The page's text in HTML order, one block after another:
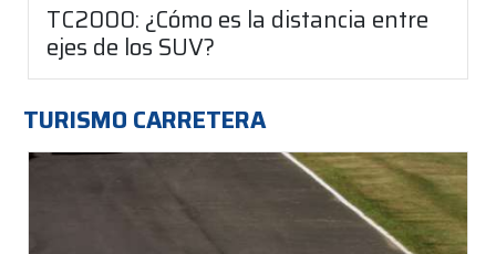
TC2000: ¿Cómo es la distancia entre
ejes de los SUV?
TURISMO CARRETERA